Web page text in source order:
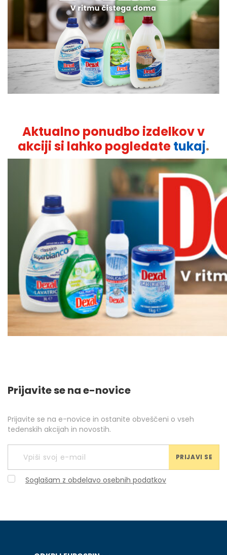
Aktualno ponudbo izdelkov v
akciji si lahko pogledatetukaj.
Prijavite se na e-novice
Prijavite se na e-novice in ostanite obveščeni o vseh
tedenskih akcijah in novostih.
PRIJAVI SE
Soglašam z obdelavo osebnih podatkov